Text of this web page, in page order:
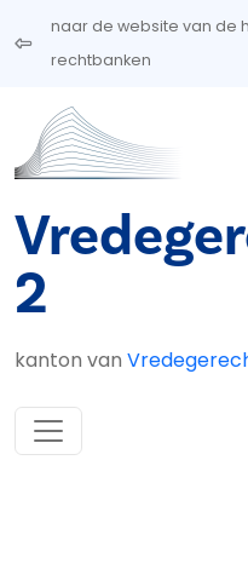
Overslaan en naar de
naar de website van de
rechtbanken
2
kanton van